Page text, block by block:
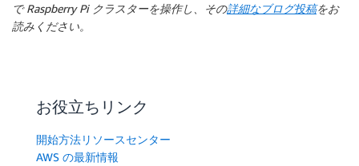
で Raspberry Pi クラスターを操作し、その詳細なブログ投稿をお
読みください。
お役立ちリンク
開始方法リソースセンター
AWS の最新情報